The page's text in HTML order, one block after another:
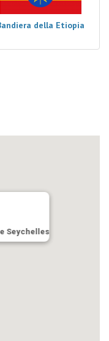
della Etiopia
Seychelles